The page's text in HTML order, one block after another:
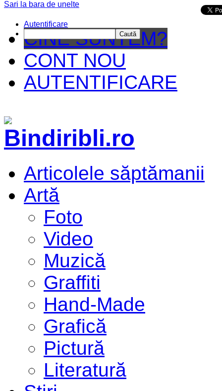
CINE SUNTEM?
CONT NOU
AUTENTIFICARE
Articolele săptămanii
Artă
Foto
Video
Muzică
Graffiti
Hand-Made
Grafică
Pictură
Literatură
Sari la bara de unelte
Autentificare
Caută